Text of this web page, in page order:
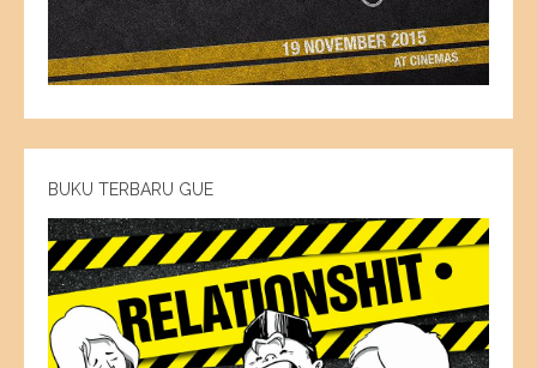
BUKU TERBARU GUE